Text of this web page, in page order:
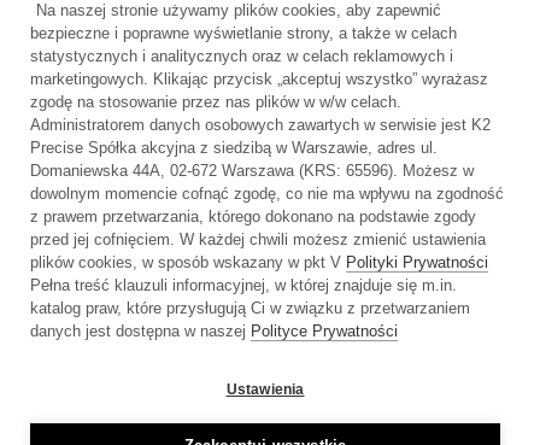
Korzystamy z plików cookies oraz podobnych
technologii, by móc jak najlepiej dostosować
serwis do Twoich potrzeb oraz serwować
Tobie interesujące Ciebie reklamy.
Korzystając z naszego serwisu zgodnie z
aktualnymi ustawieniami przeglądarki,
wyrażasz zgodę na używanie plików cookies i
podobnych technologii.
Na naszej stronie używamy plików cookies, aby zapewnić
bezpieczne i poprawne wyświetlanie strony, a także w celach
statystycznych i analitycznych oraz w celach reklamowych i
marketingowych. Klikając przycisk „akceptuj wszystko” wyrażasz
zgodę na stosowanie przez nas plików w w/w celach.
Administratorem danych osobowych zawartych w serwisie jest K2
Precise Spółka akcyjna z siedzibą w Warszawie, adres ul.
Domaniewska 44A, 02-672 Warszawa (KRS: 65596). Możesz w
dowolnym momencie cofnąć zgodę, co nie ma wpływu na zgodność
z prawem przetwarzania, którego dokonano na podstawie zgody
przed jej cofnięciem. W każdej chwili możesz zmienić ustawienia
plików cookies, w sposób wskazany w pkt V Polityki Prywatności
Pełna treść klauzuli informacyjnej, w której znajduje się m.in.
katalog praw, które przysługują Ci w związku z przetwarzaniem
danych jest dostępna w naszej Polityce Prywatności
Ustawienia